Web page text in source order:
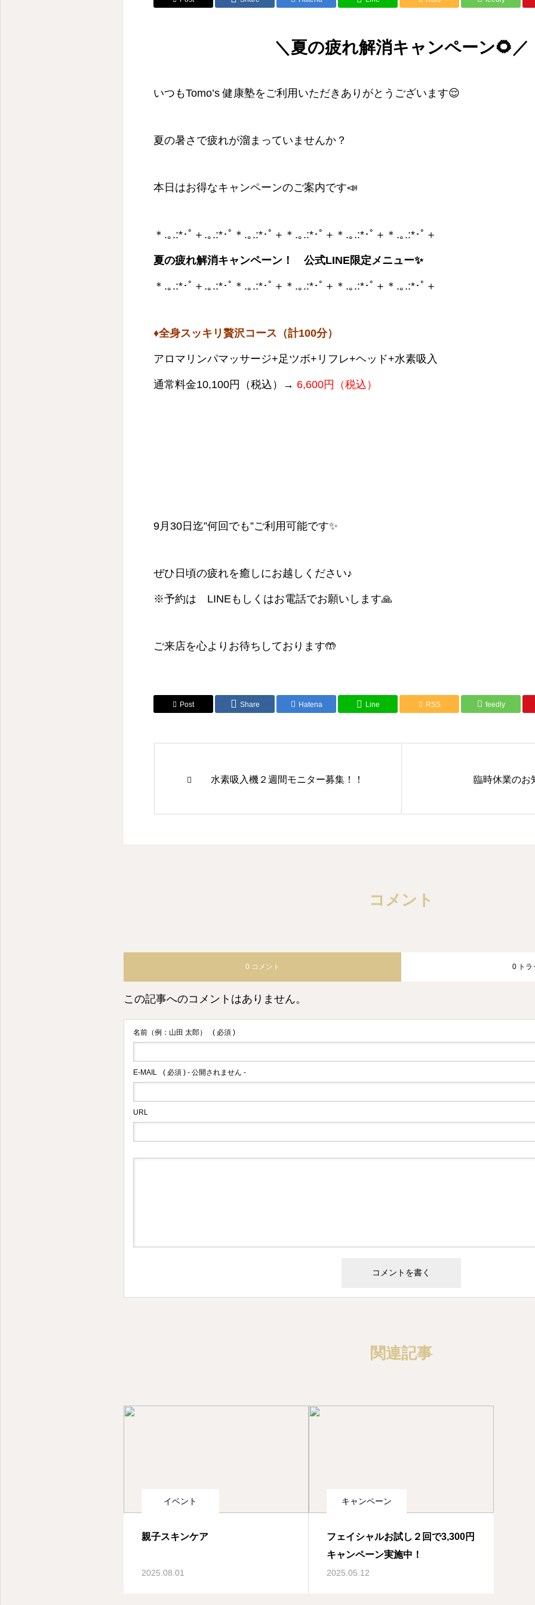
＼夏の疲れ解消キャンペーン🌻／
いつもTomo’s 健康塾をご利用いただきありがとうございます😌
夏の暑さで疲れが溜まっていませんか？
本日はお得なキャンペーンのご案内です📣
＊.｡.:*･ﾟ＋.｡.:*･ﾟ＊.｡.:*･ﾟ＋＊.｡.:*･ﾟ＋＊.｡.:*･ﾟ＋＊.｡.:*･ﾟ＋
夏の疲れ解消キャンペーン！ 公式LINE限定メニュー✨
＊.｡.:*･ﾟ＋.｡.:*･ﾟ＊.｡.:*･ﾟ＋＊.｡.:*･ﾟ＋＊.｡.:*･ﾟ＋＊.｡.:*･ﾟ＋
♦️全身スッキリ贅沢コース（計100分）
アロマリンパマッサージ+足ツボ+リフレ+ヘッド+水素吸入
通常料金10,100円（税込）→ 6,600円（税込）
9月30日迄”何回でも”ご利用可能です✨
ぜひ日頃の疲れを癒しにお越しください♪
※予約は LINEもしくはお電話でお願いします🙏
ご来店を心よりお待ちしております🤲
Post Share Hatena Line RSS feedly
水素吸入機２週間モニター募集！！ 臨時休業のお
コメント
0 コメント 0 トラ
この記事へのコメントはありません。
名前（例：山田 太郎） ( 必須 )
E-MAIL ( 必須 ) - 公開されません -
URL
関連記事
イベント
親子スキンケア
2025.08.01
キャンペーン
フェイシャルお試し２回で3,300円
キャンペーン実施中！
2025.05.12